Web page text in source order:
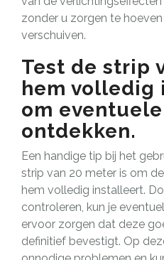
zonder u zorgen te
verschuiven.
Test de strip
hem
om
ontdekken.
Een handige tip bij het
strip van 20 meter is om
hem volledig installeert.
controleren, kun je
ervoor zorgen dat deze
definitief bevestigt. Op